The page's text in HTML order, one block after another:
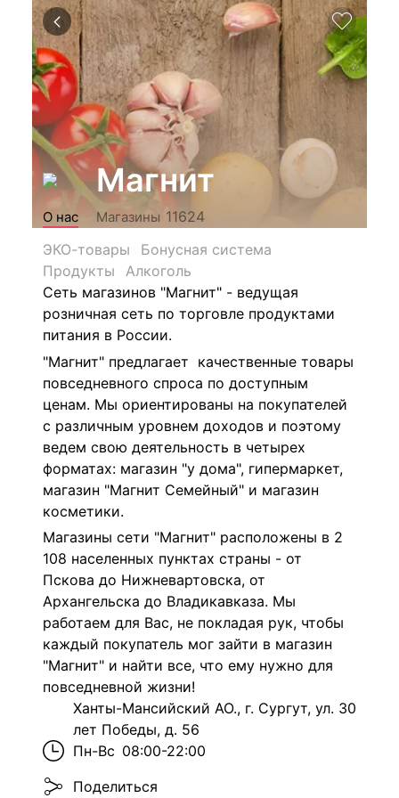
Магнит
О нас Магазины 11624
ЭКО-товары
Бонусная система
Продукты
Алкоголь
Сеть магазинов "Магнит" - ведущая
розничная сеть по торговле продуктами
питания в России.
"Магнит" предлагает качественные товары
повседневного спроса по доступным
ценам. Мы ориентированы на покупателей
с различным уровнем доходов и поэтому
ведем свою деятельность в четырех
форматах: магазин "у дома", гипермаркет,
магазин "Магнит Семейный" и магазин
косметики.
Магазины сети "Магнит" расположены в 2
108 населенных пунктах страны - от
Пскова до Нижневартовска, от
Архангельска до Владикавказа. Мы
работаем для Вас, не покладая рук, чтобы
каждый покупатель мог зайти в магазин
"Магнит" и найти все, что ему нужно для
повседневной жизни!
Ханты-Мансийский АО., г. Сургут, ул. 30
лет Победы, д. 56
Пн-Вс 08:00-22:00
Поделиться